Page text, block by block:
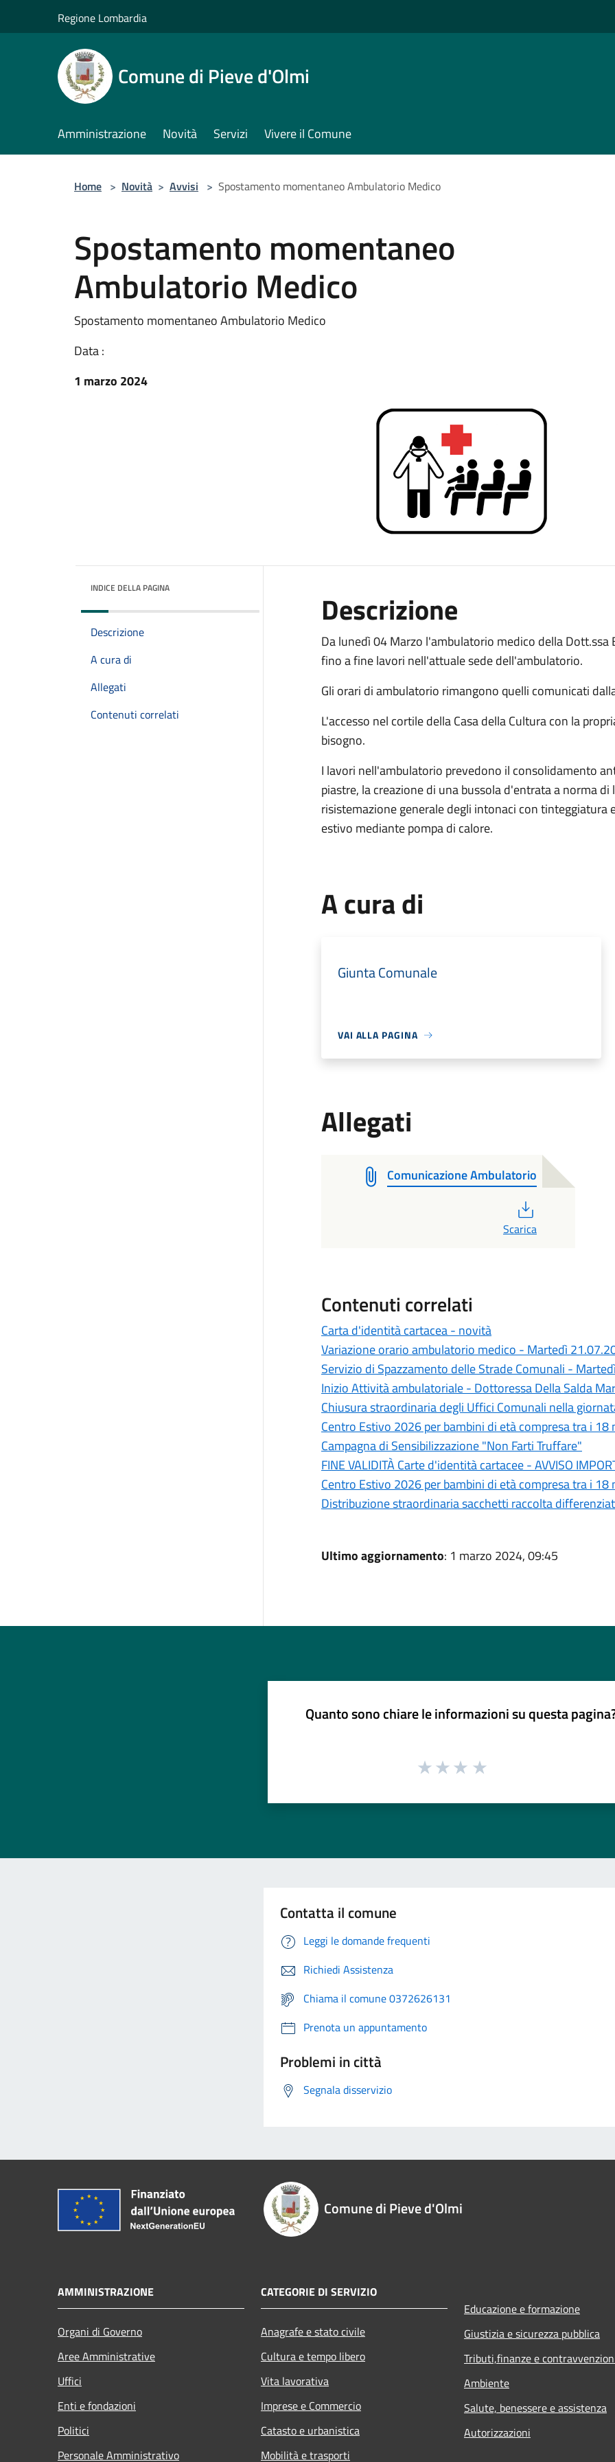
Regione Lombardia
Comune di Pieve d'Olmi
Amministrazione Novità Servizi Vivere il Comune
Home > Novità > Avvisi > Spostamento momentaneo Ambulatorio Medico
Spostamento momentaneo
Ambulatorio Medico
Spostamento momentaneo Ambulatorio Medico
Data :
1 marzo 2024
INDICE DELLA PAGINA
Descrizione
A cura di
Allegati
Contenuti correlati
Descrizione
Da lunedì 04 Marzo l'ambulatorio medico della
fino a fine lavori nell'attuale sede dell'ambulatorio.
Gli orari di ambulatorio rimangono quelli comunicati
L'accesso nel cortile della Casa della Cultura con la
bisogno.
I lavori nell'ambulatorio prevedono il consolidamento
piastre, la creazione di una bussola d'entrata a norma
risistemazione generale degli intonaci con
estivo mediante pompa di calore.
A cura di
Giunta Comunale
VAI ALLA PAGINA
Allegati
Comunicazione Ambulatorio
Scarica
Contenuti correlati
Carta d'identità cartacea - novità
Variazione orario ambulatorio medico - Martedì
Servizio di Spazzamento delle Strade Comunali -
Inizio Attività ambulatoriale - Dottoressa Della Salda
Chiusura straordinaria degli Uffici Comunali nella
Centro Estivo 2026 per bambini di età compresa tra i
Campagna di Sensibilizzazione "Non Farti Truffare"
FINE VALIDITÀ Carte d'identità cartacee - AVVISO
Centro Estivo 2026 per bambini di età compresa tra i 18
Distribuzione straordinaria sacchetti raccolta
Ultimo aggiornamento: 1 marzo 2024, 09:45
Quanto sono chiare le informazioni su questa
Contatta il comune
Leggi le domande frequenti
Richiedi Assistenza
Chiama il comune 0372626131
Prenota un appuntamento
Problemi in città
Segnala disservizio
Comune di Pieve d'Olmi
AMMINISTRAZIONE
Organi di Governo
Aree Amministrative
Uffici
Enti e fondazioni
Politici
Personale Amministrativo
CATEGORIE DI SERVIZIO
Anagrafe e stato civile
Cultura e tempo libero
Vita lavorativa
Imprese e Commercio
Catasto e urbanistica
Mobilità e trasporti
Educazione e formazione
Giustizia e sicurezza pubblica
Tributi,finanze e
Ambiente
Salute, benessere e assistenza
Autorizzazioni